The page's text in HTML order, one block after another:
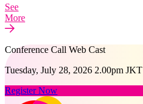
See
More
Conference Call Web Cast
Tuesday, July 28, 2026 2.00pm JKT
Register Now